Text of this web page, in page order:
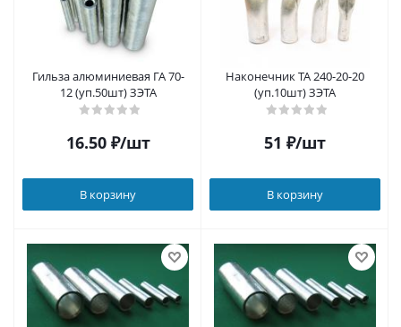
Гильза алюминиевая ГА 70-
12 (уп.50шт) ЗЭТА
16.50₽/шт
В корзину
Наконечник ТА 240-20-20
(уп.10шт) ЗЭТА
51 ₽/шт
В корзину